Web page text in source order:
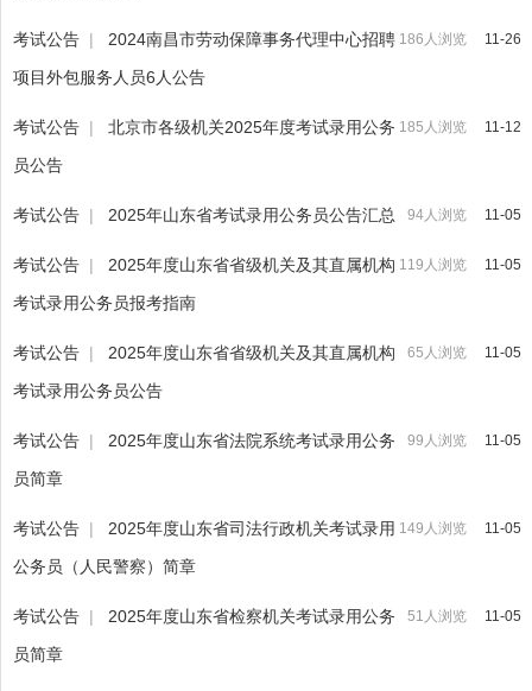
11-26
186人浏览
考试公告 |
2024南昌市劳动保障事务代理中心招聘
项目外包服务人员6人公告
11-12
185人浏览
考试公告 |
北京市各级机关2025年度考试录用公务
员公告
11-05
94人浏览
考试公告 | 2025年山东省考试录用公务员公告汇总
11-05
119人浏览
考试公告 |
2025年度山东省省级机关及其直属机构
考试录用公务员报考指南
11-05
65人浏览
考试公告 |
2025年度山东省省级机关及其直属机构
考试录用公务员公告
11-05
99人浏览
考试公告 |
2025年度山东省法院系统考试录用公务
员简章
11-05
149人浏览
考试公告 |
2025年度山东省司法行政机关考试录用
公务员（人民警察）简章
11-05
51人浏览
考试公告 |
2025年度山东省检察机关考试录用公务
员简章